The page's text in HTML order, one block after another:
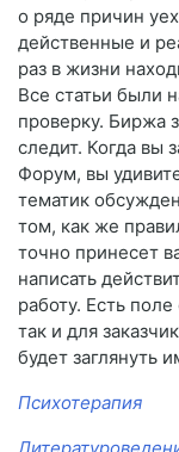
о ряде причин
действенные и
раз в жизни
Все статьи были
проверку. Биржа
следит. Когда вы
Форум, вы
тематик
том, как же
точно принесет
написать
работу. Есть
так и для
будет заглянуть
Психотерапия